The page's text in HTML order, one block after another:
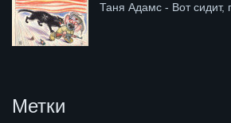
Таня Адамс - Вот сидит,
Метки